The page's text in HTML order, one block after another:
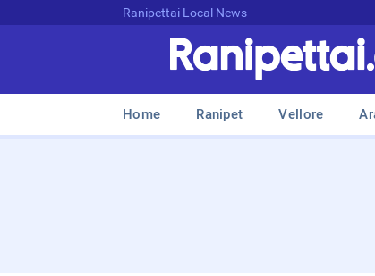
Ranipettai Local News
Home Ranipet Vellore